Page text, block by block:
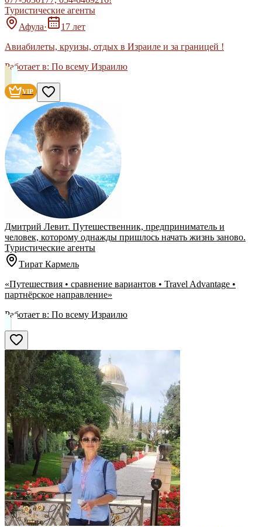
Туристические агенты
Афула·
17 лет
Авиабилеты, круизы, отдых в Израиле и за границей !
Работает в: По всему Израилю
VIP
Дмитрий Левит. Путешественник, предприниматель и
человек, которому однажды пришлось начать жизнь заново.
Туристические агенты
Тират Кармель
«Путешествия • сравнение вариантов • Travel Advantage •
партнёрское направление»
Работает в: По всему Израилю